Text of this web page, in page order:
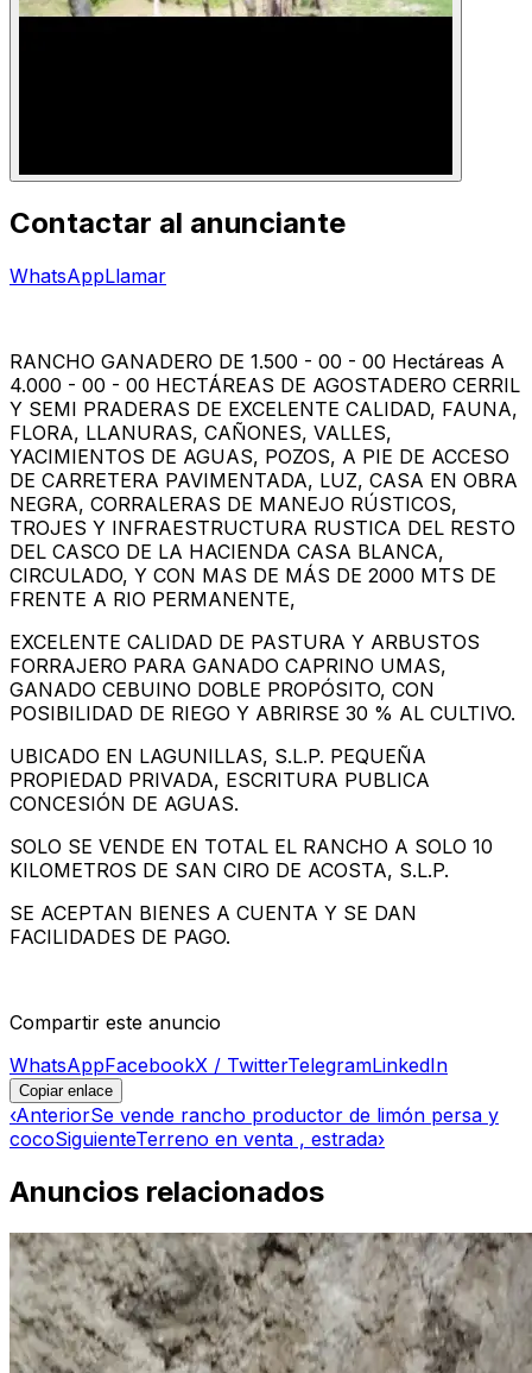
Contactar al anunciante
WhatsAppLlamar
RANCHO GANADERO DE 1.500 - 00 - 00 Hectáreas A
4.000 - 00 - 00 HECTÁREAS DE AGOSTADERO CERRIL
Y SEMI PRADERAS DE EXCELENTE CALIDAD, FAUNA,
FLORA, LLANURAS, CAÑONES, VALLES,
YACIMIENTOS DE AGUAS, POZOS, A PIE DE ACCESO
DE CARRETERA PAVIMENTADA, LUZ, CASA EN OBRA
NEGRA, CORRALERAS DE MANEJO RÚSTICOS,
TROJES Y INFRAESTRUCTURA RUSTICA DEL RESTO
DEL CASCO DE LA HACIENDA CASA BLANCA,
CIRCULADO, Y CON MAS DE MÁS DE 2000 MTS DE
FRENTE A RIO PERMANENTE,
EXCELENTE CALIDAD DE PASTURA Y ARBUSTOS
FORRAJERO PARA GANADO CAPRINO UMAS,
GANADO CEBUINO DOBLE PROPÓSITO, CON
POSIBILIDAD DE RIEGO Y ABRIRSE 30 % AL CULTIVO.
UBICADO EN LAGUNILLAS, S.L.P. PEQUEÑA
PROPIEDAD PRIVADA, ESCRITURA PUBLICA
CONCESIÓN DE AGUAS.
SOLO SE VENDE EN TOTAL EL RANCHO A SOLO 10
KILOMETROS DE SAN CIRO DE ACOSTA, S.L.P.
SE ACEPTAN BIENES A CUENTA Y SE DAN
FACILIDADES DE PAGO.
Compartir este anuncio
WhatsAppFacebookX / TwitterTelegramLinkedIn
Copiar enlace
‹AnteriorSe vende rancho productor de limón persa y
cocoSiguienteTerreno en venta , estrada›
Anuncios relacionados